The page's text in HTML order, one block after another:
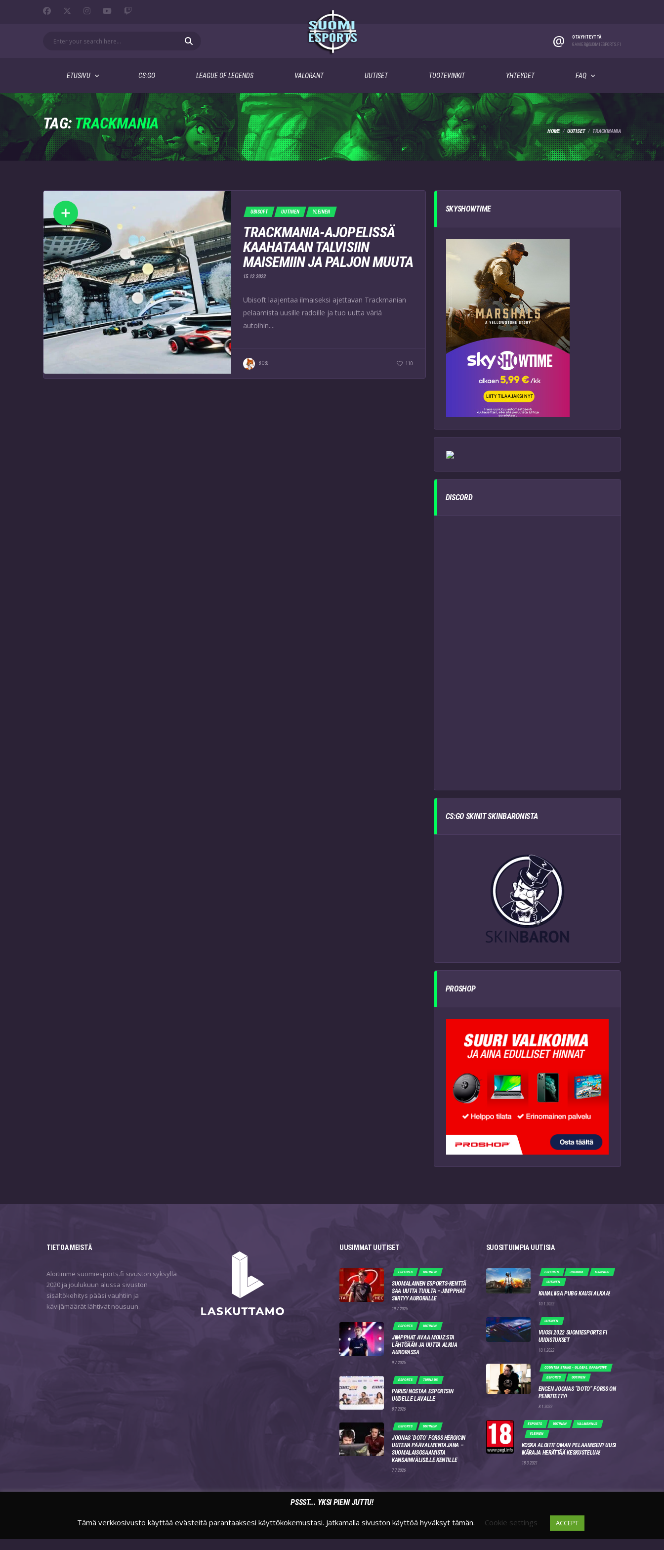
@
OTA YHTEYTTÄ
GAMER@SUOMIESPORTS.FI
ETUSIVU CS:GO LEAGUE OF LEGENDS VALORANT UUTISET TUOTEVINKIT YHTEYDET FAQ
TAG:TRACKMANIA HOME UUTISET TRACKMANIA
UBISOFT UUTINEN YLEINEN
TRACKMANIA-AJOPELISSÄ
KAAHATAAN TALVISIIN
MAISEMIIN JA PALJON MUUTA
15.12.2022
Ubisoft laajentaa ilmaiseksi ajettavan Trackmanian
pelaamista uusille radoille ja tuo uutta väriä
autoihin....
BOSS 110
SKYSHOWTIME
DISCORD
CS:GO SKINIT SKINBARONISTA
PROSHOP
TIETOA MEISTÄ
Aloitimme suomiesports.fi sivuston syksyllä
2020 ja joulukuun alussa sivuston
sisältökehitys pääsi vauhtiin ja
kävijämäärät lähtivät nousuun.
UUSIMMAT UUTISET
ESPORTS UUTINEN
SUOMALAINEN ESPORTS-KENTTÄ
SAA UUTTA TUULTA – JIMPPHAT
SIIRTYY AURORALLE
19.7.2026
ESPORTS UUTINEN
JIMPPHAT AVAA MOUZ:STA
LÄHTÖÄÄN JA UUTTA ALKUA
AURORASSA
9.7.2026
ESPORTS TURNAUS
PARIISI NOSTAA ESPORTSIN
UUDELLE LAVALLE
8.7.2026
ESPORTS UUTINEN
JOONAS ‘DOTO’ FORSS HEROICIN
UUTENA PÄÄVALMENTAJANA –
SUOMALAISOSAAMISTA
KANSAINVÄLISILLE KENTILLE
7.7.2026
SUOSITUIMPIA UUTISIA
ESPORTS JOUKKUE TURNAUS
UUTINEN
KANALIIGA PUBG KAUSI ALKAA!
10.1.2022
UUTINEN
VUOSI 2022 SUOMIESPORTS.FI
UUDISTUKSET
10.1.2022
COUNTER STRIKE - GLOBAL OFFENSIVE
ESPORTS UUTINEN
ENCEN JOONAS “DOTO” FORSS ON
PENKITETTY!
8.1.2022
ESPORTS UUTINEN VALMENNUS
YLEINEN
KOSKA ALOITIT OMAN PELAAMISEN? UUSI
IKÄRAJA HERÄTTÄÄ KESKUSTELUA!
18.3.2021
FACEBOOK TWITTER INSTAGRAM TWITCH DISCORD
PSSST... YKSI PIENI JUTTU!
Tämä verkkosivusto käyttää evästeitä parantaaksesi käyttökokemustasi. Jatkamalla sivuston käyttöä hyväksyt tämän. Cookie settings ACCEPT